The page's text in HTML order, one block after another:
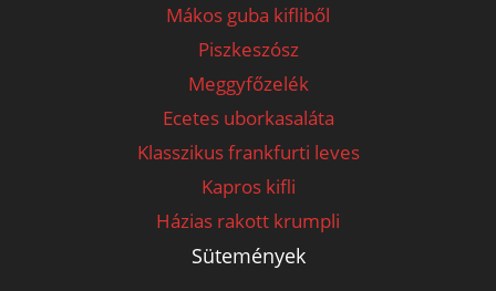
Mákos guba kifliből
Piszkeszósz
Meggyfőzelék
Ecetes uborkasaláta
Klasszikus frankfurti leves
Kapros kifli
Házias rakott krumpli
Sütemények